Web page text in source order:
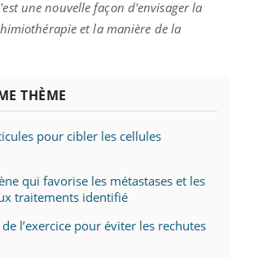
une nouvelle façon d'envisager la
et la manière de la
THÈME
pour cibler les cellules
qui favorise les métastases et les
traitements identifié
l’exercice pour éviter les rechutes